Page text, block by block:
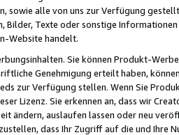
sowie alle von uns zur Verfügung
Bilder, Texte oder sonstige
Website handelt.
Sie können Produkt-
Genehmigung erteilt haben,
zur Verfügung stellen. Wenn Sie
Lizenz. Sie erkennen an, dass wir
ändern, auslaufen lassen oder neu
dass Ihr Zugriff auf die und Ihre